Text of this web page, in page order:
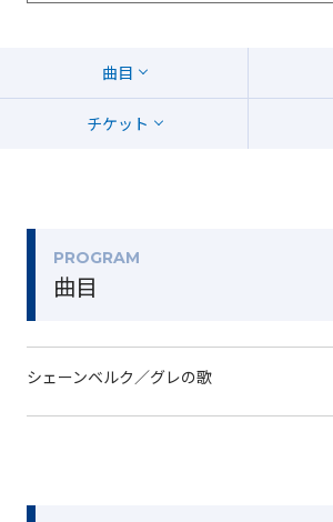
曲目
チケット
PROGRAM
曲目
シェーンベルク／グレの歌